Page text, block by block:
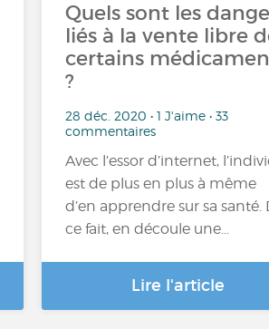
Quels sont les
liés à la vente libre
certains
?
28 déc. 2020 • 1 J'aime • 33
commentaires
Avec l’essor d’internet,
est de plus en plus à même
d’en apprendre sur sa santé.
ce fait, en découle une…
Lire l'article